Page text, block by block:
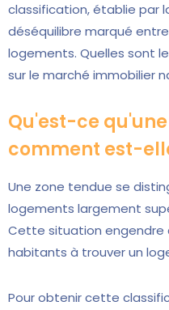
classification, établie par
déséquilibre marqué
logements. Quelles sont
sur le marché immobilier
Qu'est-ce
comment est-
Une zone tendue se
logements largement
Cette situation engendre
habitants à trouver un
Pour obtenir cette